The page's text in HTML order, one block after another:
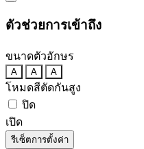
ตัวช่วยการเข้าถึง
ขนาดตัวอักษร
A A A
โหมดสีตัดกันสูง
ปิด
เปิด
รีเซ็ตการตั้งค่า